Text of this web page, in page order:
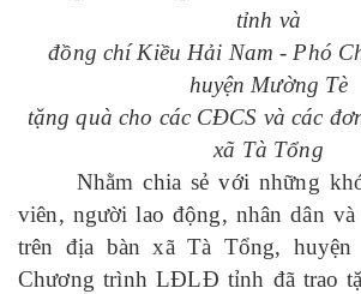
tỉnh và
đồng chí Kiều Hải Nam - Phó
huyện Mường Tè
tặng quà cho các CĐCS và các
xã Tà Tổng
Nhằm chia sẻvới những
viên, người lao động, nhân dân và
trên địa bàn xã Tà Tổng, huyện
Chương trình LĐLĐ tỉnh đã trao